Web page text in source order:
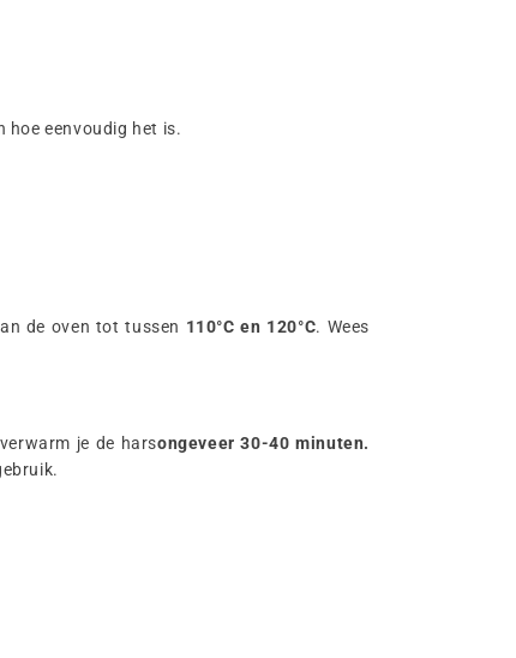
hoe eenvoudig het is.
de oven tot tussen 110°C en 120°C. Wees
je de harsongeveer 30-40 minuten.